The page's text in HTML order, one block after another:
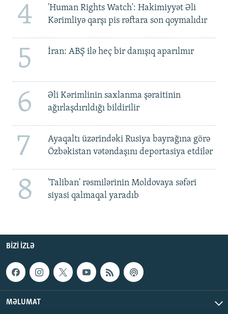
4
'Human Rights Watch': Hakimiyyət Əli
Kərimliyə qarşı pis rəftara son qoymalıdır
5 İran: ABŞ ilə heç bir danışıq aparılmır
6
Əli Kərimlinin saxlanma şəraitinin
ağırlaşdırıldığı bildirilir
7
Ayaqaltı üzərindəki Rusiya bayrağına görə
Özbəkistan vətəndaşını deportasiya etdilər
8
'Taliban' rəsmilərinin Moldovaya səfəri
siyasi qalmaqal yaradıb
BIZI IZLƏ
MƏLUMAT